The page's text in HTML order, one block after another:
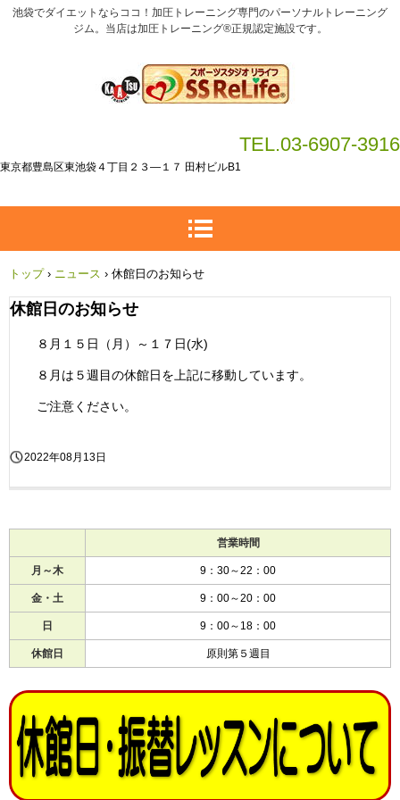
池袋でダイエットならココ！加圧トレーニング専門のパーソナルトレーニング
ジム。当店は加圧トレーニング®正規認定施設です。
TEL.03-6907-3916
東京都豊島区東池袋４丁目２３―１７ 田村ビルB1
トップ › ニュース › 休館日のお知らせ
休館日のお知らせ
８月１５日（月）～１７日(水)
８月は５週目の休館日を上記に移動しています。
ご注意ください。
2022年08月13日
営業時間
月～木 9：30～22：00
金・土 9：00～20：00
日 9：00～18：00
休館日 原則第５週目